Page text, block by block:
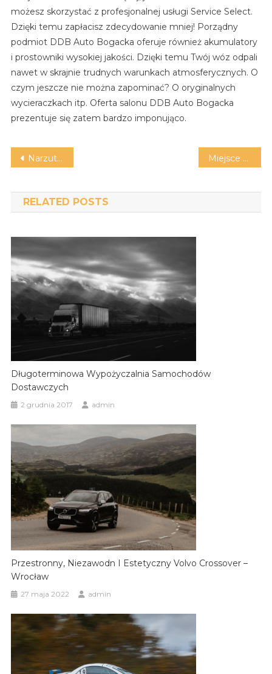
możesz skorzystać z profesjonalnej usługi Service Select.
Dzięki temu zapłacisz zdecydowanie mniej! Porządny
podmiot DDB Auto Bogacka oferuje również akumulatory
i prostowniki wysokiej jakości. Dzięki temu Twój wóz odpali
nawet w skrajnie trudnych warunkach atmosferycznych. O
czym jeszcze nie można zapominać? O oryginalnych
wycieraczkach itp. Oferta salonu DDB Auto Bogacka
prezentuje się zatem bardzo imponująco.
Nawigacja
Narzutka plażowa: czy warto ją mieć? Miejsce na wycieczkę szkolną: co wybrać?
RELATED POSTS
Długoterminowa Wypożyczalnia Samochodów
Dostawczych
2 grudnia 2017 admin
Przestronny, Niezawodn I Estetyczny Volvo Crossover –
Wrocław
27 maja 2022 admin